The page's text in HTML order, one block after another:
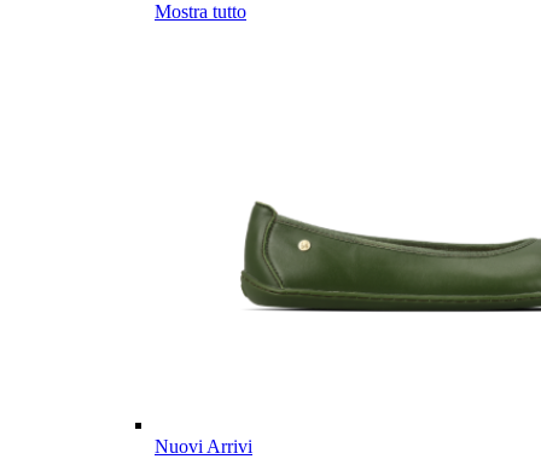
Mostra tutto
Nuovi Arrivi